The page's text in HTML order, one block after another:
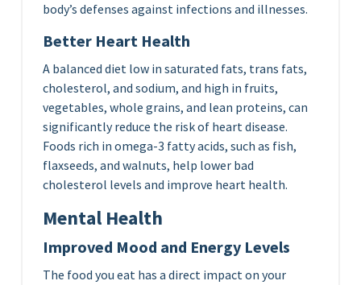
body’s defenses against infections and illnesses.
Better Heart Health
A balanced diet low in saturated fats, trans fats,
cholesterol, and sodium, and high in fruits,
vegetables, whole grains, and lean proteins, can
significantly reduce the risk of heart disease.
Foods rich in omega-3 fatty acids, such as fish,
flaxseeds, and walnuts, help lower bad
cholesterol levels and improve heart health.
Mental Health
Improved Mood and Energy Levels
The food you eat has a direct impact on your